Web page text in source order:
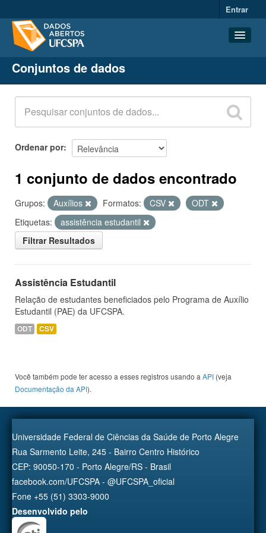
Entrar
Conjuntos de dados
Organizações
Grupos
Sobre
Conjuntos de dados
Ordenar por
1 conjunto de dados encontrado
Grupos: Auxílios Formatos: CSV
ODT
Etiquetas:
assistência estudantil
Filtrar Resultados
Assistência Estudantil
Relação de estudantes beneficiados pelo Programa de Auxílio
Estudantil (PAE) da UFCSPA.
ODT CSV
Você também pode ter acesso a esses registros usando a API (veja
Documentação da API).
Universidade Federal de Ciências da Saúde de Porto Alegre
Rua Sarmento Leite, 245 - Bairro Centro Histórico
CEP: 90050-170 - Porto Alegre/RS - Brasil
facebook.com/UFCSPA - @UFCSPA_oficial
Fone +55 (51) 3303-9000
Desenvolvido pelo